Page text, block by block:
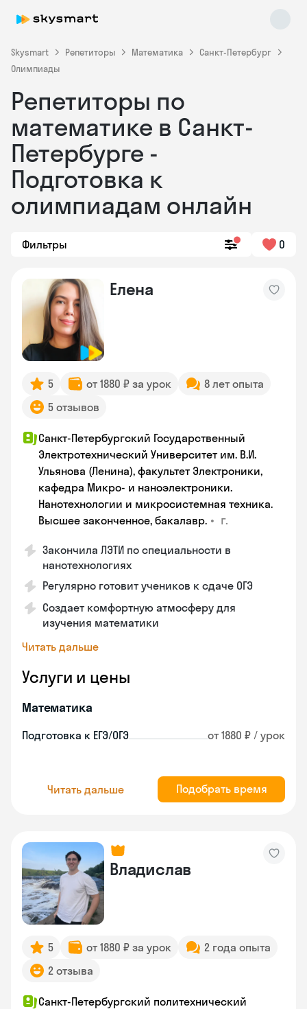
Skysmart Репетиторы Математика
Санкт-Петербург
Олимпиады
Репетиторы по
математике в Санкт-
Петербурге -
Подготовка к
олимпиадам онлайн
Фильтры 0
Елена
5 от 1880 ₽ за урок
8 лет опыта
5 отзывов
Санкт-Петербургский Государственный
Электротехнический Университет им. В.И.
Ульянова (Ленина), факультет Электроники,
кафедра Микро- и наноэлектроники.
Нанотехнологии и микросистемная техника.
Высшее законченное, бакалавр. • г.
Закончила ЛЭТИ по специальности в
нанотехнологиях
Регулярно готовит учеников к сдаче ОГЭ
Создает комфортную атмосферу для
изучения математики
Читать дальше
Услуги и цены
Математика
Подготовка к ЕГЭ/ОГЭ от 1880 ₽ / урок
Читать дальше Подобрать время
Владислав
5 от 1880 ₽ за урок
2 года опыта
2 отзыва
Санкт-Петербургский политехнический
Skysmart Chat
online